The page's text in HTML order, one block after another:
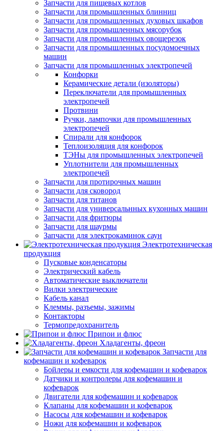
Запчасти для пищевых котлов
Запчасти для промышленных блинниц
Запчасти для промышленных духовых шкафов
Запчасти для промышленных мясорубок
Запчасти для промышленных овощерезок
Запчасти для промышленных посудомоечных
машин
Запчасти для промышленных электропечей
Конфорки
Керамические детали (изоляторы)
Переключатели для промышленных
электропечей
Протвини
Ручки, лампочки для промышленных
электропечей
Спирали для конфорок
Теплоизоляция для конфорок
ТЭНы для промышленных электропечей
Уплотнители для промышленных
электропечей
Запчасти для протирочных машин
Запчасти для сковород
Запчасти для титанов
Запчасти для универсальнных кухонных машин
Запчасти для фритюры
Запчасти для шаурмы
Запчасти для электрокаминок саун
Электротехническая
продукция
Пусковые конденсаторы
Электрический кабель
Автоматические выключатели
Вилки электрические
Кабель канал
Клеммы, разъемы, зажимы
Контакторы
Термопредохранитель
Припои и флюс
Хладагенты, фреон
Запчасти для
кофемашин и кофеварок
Бойлеры и емкости для кофемашин и кофеварок
Датчики и контролеры для кофемашин и
кофеварок
Двигатели для кофемашин и кофеварок
Клапаны для кофемашин и кофеварок
Насосы для кофемашин и кофеварок
Ножи для кофемашин и кофеварок